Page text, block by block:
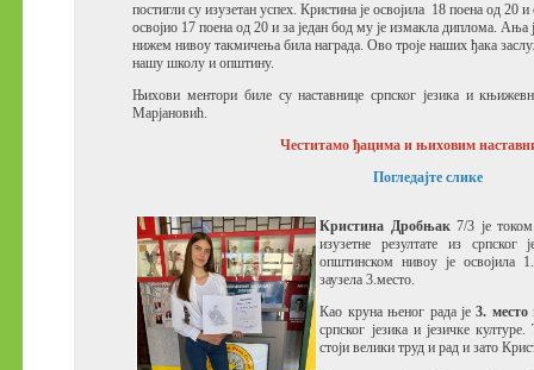
постигли су изузетан успех.Кристина је освојила 18 поена од 20 и
освојио 17 поена од 20 и за један бод му је измакла диплома.Ања
нижем нивоу такмичења била награда.Ово троје наших ђака
нашу школу и општину.
Њихови ментори биле су наставнице српског језика и
Марјановић.
Честитамо ђацима и њиховим
Погледајте слике
Кристина Дробњак 7/3 је
изузетне резултате из
општинском нивоу је освојила
заузела 3.место.
Као круна њеног рада је3. место
српског језика и језичке културе.
стоји велики труд и рад и зато